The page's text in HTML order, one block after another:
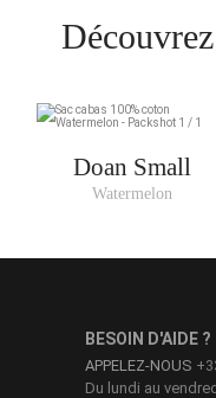
Doan Small
Watermelon
BESOIN D'AIDE ?
APPELEZ-NOUS
Du lundi au